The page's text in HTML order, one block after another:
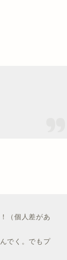
（個人差があ
でく。でもプ